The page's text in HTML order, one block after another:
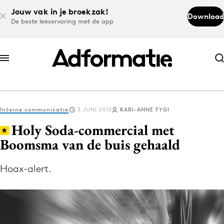
Jouw vak in je broekzak!
De beste leeservaring met de app
Download
Abonneer nu
Abonneer nu
Log in
Download de app
Volg het laatste nieuws via de Adformatie
Interne communicatie 3 JUNI 2015 KARI-ANNE FYGI
Holy Soda-commercial met
Boomsma van de buis gehaald
Hoax-alert.